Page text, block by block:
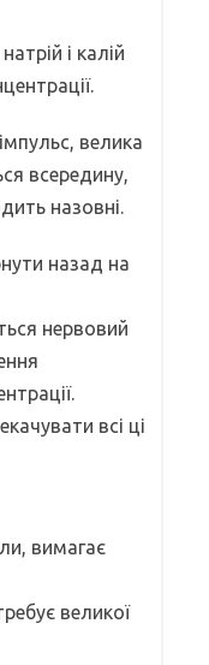
і калій
велика
всередину,
назовні.
назад на
нервовий
всі ці
вимагає
великої